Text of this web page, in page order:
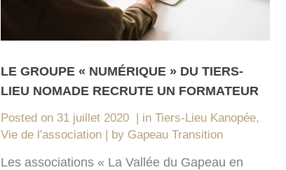
LE GROUPE « NUMÉRIQUE » DU TIERS-
LIEU NOMADE RECRUTE UN FORMATEUR
Posted on 31 juillet 2020 in Tiers-Lieu Kanopée,
Vie de l'association
by Gapeau Transition
Les associations « La Vallée du Gapeau en